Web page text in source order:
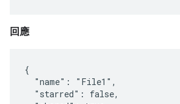
回應
{
  "name": "File1",
  "starred": false,